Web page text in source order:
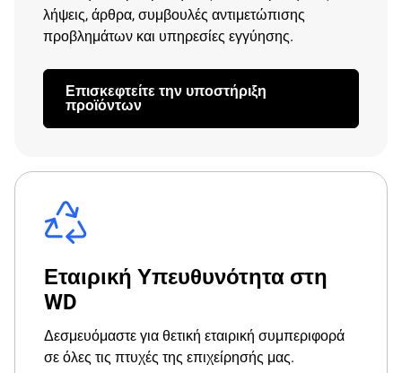
λήψεις, άρθρα, συμβουλές αντιμετώπισης
προβλημάτων και υπηρεσίες εγγύησης.
Επισκεφτείτε την υποστήριξη
προϊόντων
Εταιρική Υπευθυνότητα στη
WD
Δεσμευόμαστε για θετική εταιρική συμπεριφορά
σε όλες τις πτυχές της επιχείρησής μας.